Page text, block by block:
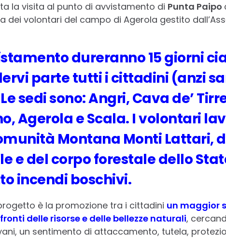
la visita al punto di avvistamento di Punta Paipo
dei volontari del campo di Agerola gestito
dureranno 15 giorni
parte tutti i cittadini (anzi
sedi sono: Angri, Cava de’
Agerola e Scala. I volontari
Montana Monti Lattari,
e del corpo forestale dello
incendi boschivi.
è la promozione tra i cittadini un maggior
delle risorse e delle bellezze naturali,
un sentimento di attaccamento, tutela,